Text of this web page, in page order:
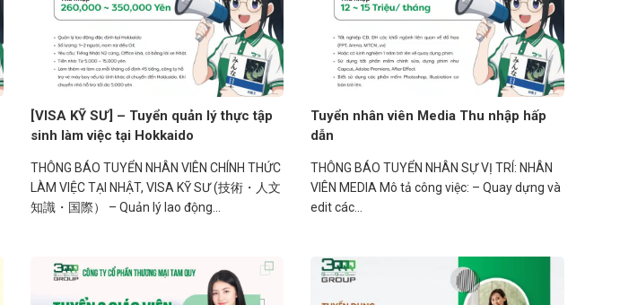
[VISA KỸ SƯ] – Tuyển quản lý thực tập
sinh làm việc tại Hokkaido
THÔNG BÁO TUYỂN NHÂN VIÊN CHÍNH THỨC
LÀM VIỆC TẠI NHẬT, VISA KỸ SƯ (技術・人文
知識・国際） – Quản lý lao động...
Tuyển nhân viên Media Thu nhập hấp
dẫn
THÔNG BÁO TUYỂN NHÂN SỰ VỊ TRÍ: NHÂN
VIÊN MEDIA Mô tả công việc: – Quay dựng và
edit các...